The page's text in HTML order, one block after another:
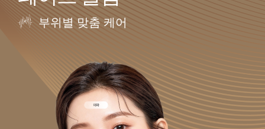
부위별 맞춤 케어